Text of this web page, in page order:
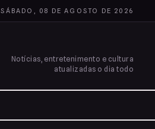
SÁBADO, 08 DE AGOSTO DE 2026
Notícias, entretenimento e cultura
atualizadas o dia todo